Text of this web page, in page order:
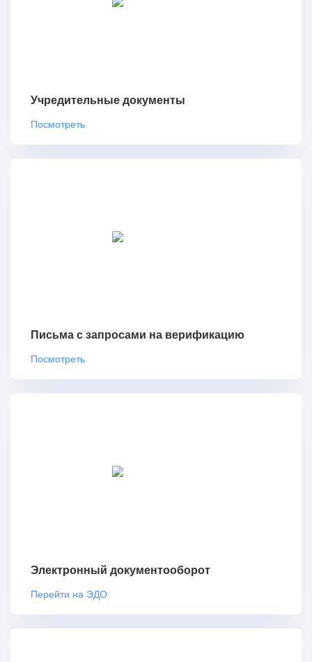
Учредительные документы
Посмотреть
Письма с запросами на верификацию
Посмотреть
Электронный документооборот
Перейти на ЭДО